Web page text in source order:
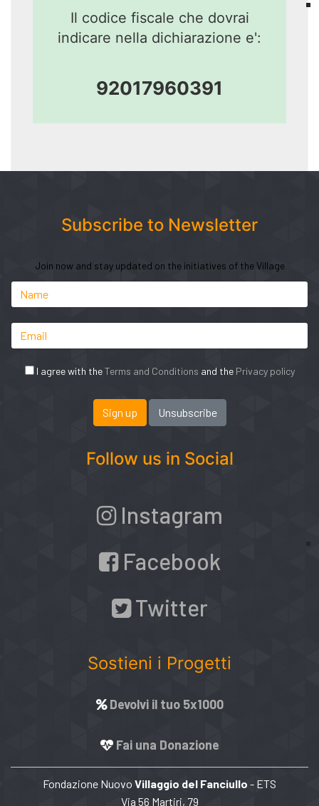
Il codice fiscale che dovrai
indicare nella dichiarazione e':
92017960391
Subscribe to Newsletter
Join now and stay updated on the initiatives of the Village
I agree with theTerms and Conditions and the Privacy policy
Follow us in Social
Instagram
Facebook
Twitter
Sostieni i Progetti
Devolvi il tuo 5x1000
Fai una Donazione
Fondazione Nuovo Villaggio del Fanciullo - ETS
Via 56 Martiri, 79